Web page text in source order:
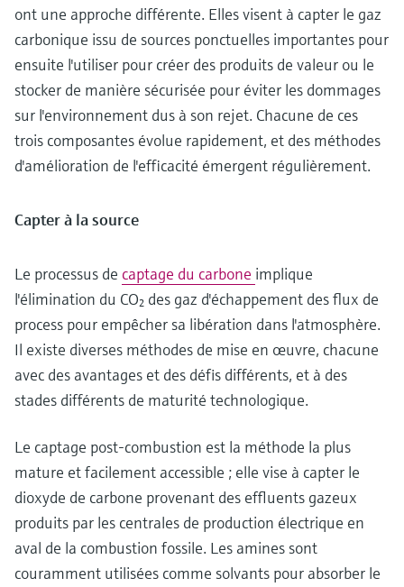
ont une approche différente. Elles visent à capter le gaz
carbonique issu de sources ponctuelles importantes pour
ensuite l'utiliser pour créer des produits de valeur ou le
stocker de manière sécurisée pour éviter les dommages
sur l'environnement dus à son rejet. Chacune de ces
trois composantes évolue rapidement, et des méthodes
d'amélioration de l'efficacité émergent régulièrement.
Capter à la source
Le processus de captage du carbone implique
l'élimination du CO₂ des gaz d'échappement des flux de
process pour empêcher sa libération dans l'atmosphère.
Il existe diverses méthodes de mise en œuvre, chacune
avec des avantages et des défis différents, et à des
stades différents de maturité technologique.
Le captage post-combustion est la méthode la plus
mature et facilement accessible ; elle vise à capter le
dioxyde de carbone provenant des effluents gazeux
produits par les centrales de production électrique en
aval de la combustion fossile. Les amines sont
couramment utilisées comme solvants pour absorber le